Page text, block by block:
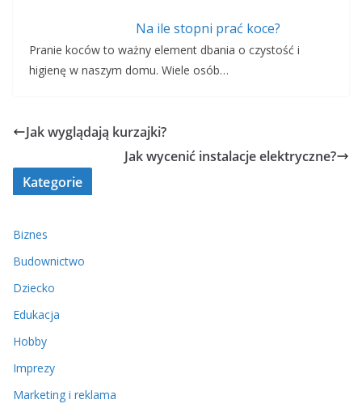
Na ile stopni prać koce?
Pranie koców to ważny element dbania o czystość i
higienę w naszym domu. Wiele osób…
Jak wyglądają kurzajki?
Jak wycenić instalacje elektryczne?
Kategorie
Biznes
Budownictwo
Dziecko
Edukacja
Hobby
Imprezy
Marketing i reklama